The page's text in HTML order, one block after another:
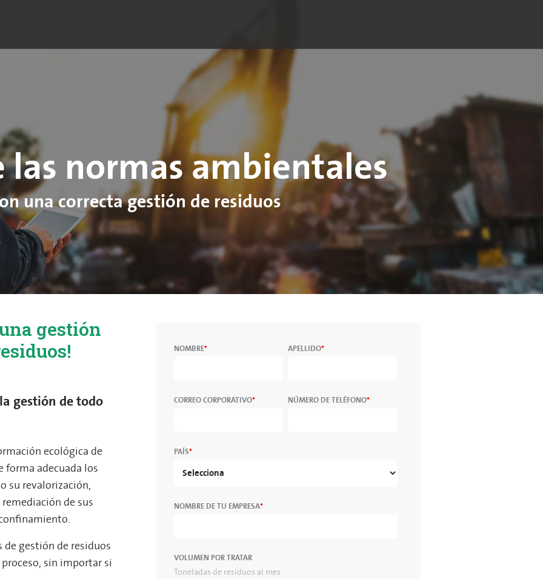
las normas ambientales
una correcta gestión de residuos
gestión
gestión de todo
ecológica de
forma adecuada los
su revalorización,
de sus
gestión de residuos
sin importar si
NOMBRE* APELLIDO*
CORREO CORPORATIVO* NÚMERO DE TELÉFONO*
PAÍS*
NOMBRE DE TU EMPRESA*
VOLUMEN POR TRATAR
Toneladas de residuos al mes